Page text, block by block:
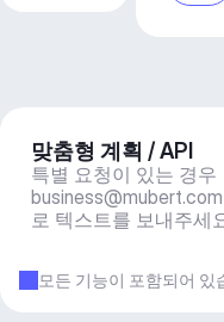
맞춤형 계획 / API
business@mubert.com
로 텍스트를 보내주세
모든 기능이 포함되어 있